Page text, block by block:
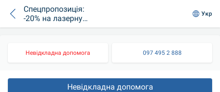
Спецпропозиція:
-20% на лазерну
корекцію зору
Укр
Невідкладна допомога 097 495 2 888
Невідкладна допомога